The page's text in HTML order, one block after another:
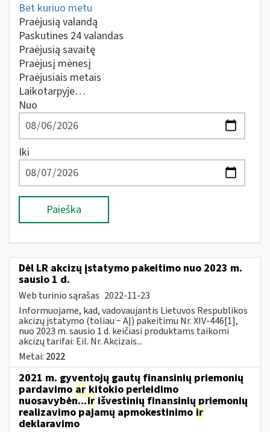
Bet kuriuo metu
Praėjusią valandą
Paskutines 24 valandas
Praėjusią savaitę
Praėjusį mėnesį
Praėjusiais metais
Laikotarpyje…
Nuo
Iki
Paieška
Dėl LR akcizų įstatymo pakeitimo nuo 2023 m.
sausio 1 d.
Web turinio sąrašas 2022-11-23
Informuojame, kad, vadovaujantis Lietuvos Respublikos
akcizų įstatymo (toliau − AĮ) pakeitimu Nr. XIV-446[1],
nuo 2023 m. sausio 1 d. keičiasi produktams taikomi
akcizų tarifai: Eil. Nr. Akcizais...
Metai: 2022
2021 m. gyventojų gautų finansinių priemonių
pardavimo ar kitokio perleidimo
nuosavybėn...ir išvestinių finansinių priemonių
realizavimo pajamų apmokestinimo ir
deklaravimo